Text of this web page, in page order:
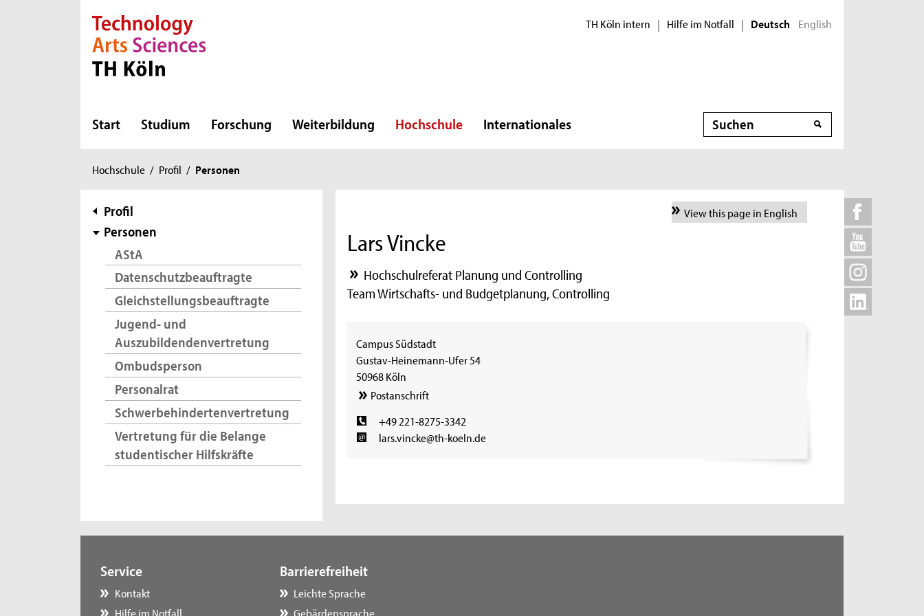
Direkt zur Hauptnavigation
Direkt zur Subnavigation
Direkt zum Inhalt
Direkt zum Fußbereich TH Köln intern | Hilfe im Notfall | Deutsch English
Start Studium Forschung Weiterbildung Hochschule Internationales Suche
Sie
hier:
Hochschule / Profil / Personen
Subnavigation
Profil
Personen
AStA
Datenschutzbeauftragte
Gleichstellungsbeauftragte
Jugend- und
Auszubildendenvertretung
Ombudsperson
Personalrat
Schwerbehindertenvertretung
Vertretung für die Belange
studentischer Hilfskräfte
View this page in English
Lars Vincke
Hochschulreferat Planung und Controlling
Team Wirtschafts- und Budgetplanung, Controlling
Campus Südstadt
Gustav-Heinemann-Ufer 54
50968 Köln
Postanschrift
+49 221-8275-3342
lars.vincke@th-koeln.de
Service
Kontakt
Hilfe im Notfall
Barrierefreiheit
Leichte Sprache
Gebärdensprache